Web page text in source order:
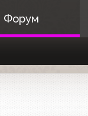
Форум
00:30